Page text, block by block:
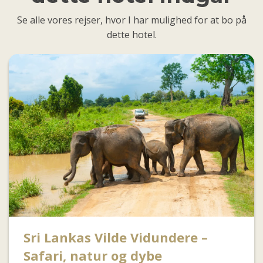
Se alle vores rejser, hvor I har mulighed for at bo på
dette hotel.
Sri Lankas Vilde Vidundere –
Safari, natur og dybe